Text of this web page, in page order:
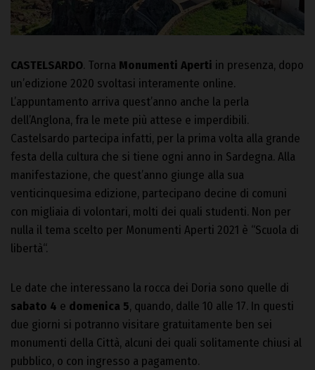
CASTELSARDO. Torna Monumenti Aperti in presenza, dopo
un’edizione 2020 svoltasi interamente online.
L’appuntamento arriva quest’anno anche la perla
dell’Anglona, fra le mete più attese e imperdibili.
Castelsardo partecipa infatti, per la prima volta alla grande
festa della cultura che si tiene ogni anno in Sardegna. Alla
manifestazione, che quest’anno giunge alla sua
venticinquesima edizione, partecipano decine di comuni
con migliaia di volontari, molti dei quali studenti. Non per
nulla il tema scelto per Monumenti Aperti 2021 è “Scuola di
libertà“.
Le date che interessano la rocca dei Doria sono quelle di
sabato 4 e domenica 5, quando, dalle 10 alle 17. In questi
due giorni si potranno visitare gratuitamente ben sei
monumenti della Città, alcuni dei quali solitamente chiusi al
pubblico, o con ingresso a pagamento.